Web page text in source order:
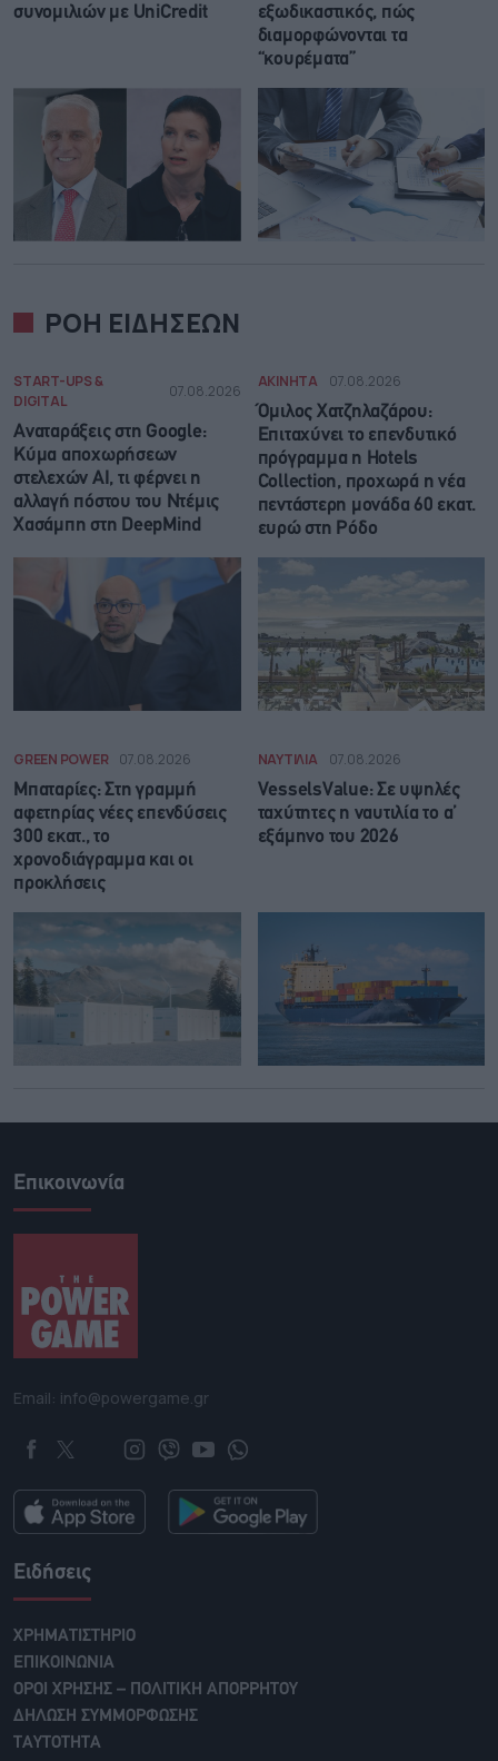
συνομιλιών με UniCredit
εξωδικαστικός, πώς
διαμορφώνονται τα
“κουρέματα”
ΡΟΗ ΕΙΔΗΣΕΩΝ
START-UPS &
DIGITAL
07.08.2026
Αναταράξεις στη Google:
Κύμα αποχωρήσεων
στελεχών AI, τι φέρνει η
αλλαγή πόστου του Ντέμις
Χασάμπη στη DeepMind
ΑΚΙΝΗΤΑ 07.08.2026
Όμιλος Χατζηλαζάρου:
Επιταχύνει το επενδυτικό
πρόγραμμα η Hotels
Collection, προχωρά η νέα
πεντάστερη μονάδα 60 εκατ.
ευρώ στη Ρόδο
GREEN POWER 07.08.2026
Μπαταρίες: Στη γραμμή
αφετηρίας νέες επενδύσεις
300 εκατ., το
χρονοδιάγραμμα και οι
προκλήσεις
ΝΑΥΤΙΛΙΑ 07.08.2026
VesselsValue: Σε υψηλές
ταχύτητες η ναυτιλία το α’
εξάμηνο του 2026
Επικοινωνία
Email: info@powergame.gr
Ειδήσεις
ΧΡΗΜΑΤΙΣΤΗΡΙΟ
ΕΠΙΚΟΙΝΩΝΙΑ
ΟΡΟΙ ΧΡΗΣΗΣ – ΠΟΛΙΤΙΚΗ ΑΠΟΡΡΗΤΟΥ
ΔΗΛΩΣΗ ΣΥΜΜΟΡΦΩΣΗΣ
ΤΑΥΤΟΤΗΤΑ